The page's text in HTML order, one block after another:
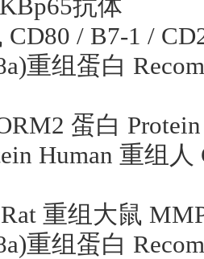
抗体
CD80 / B7-1 /
重组蛋白
蛋白 Protein
Human 重组人
重组大鼠
重组蛋白